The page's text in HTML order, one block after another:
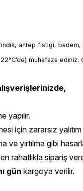
antep fıstığı,
muhafaza ediniz.
yapılır.
için zararsız
ve yırtılma gibi
rahatlıkla sipariş
gün kargoya verilir.